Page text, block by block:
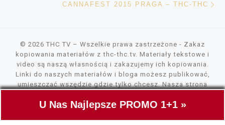
CANNAFEST 2015 PRAGA – THC-THC
© 2026THC TV – Wszelkie prawa zastrzeżone - Zakaz
kopiowania materiałów z thc-thc.tv. Materiały tekstowe i
video są naszą własnością i zakazujemy ich kopiowania.
Linki do naszych materiałów i bloga możesz publikować,
umieszczać wszędzie gdzie tylko chcesz. Nasza strona
zawartości. Nie gromadzimy żadnych danych.
U Nas Najlepsze PROMO 1+1 »